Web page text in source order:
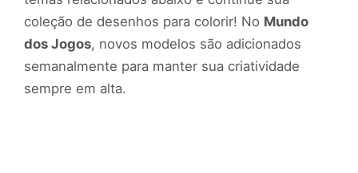
coleção de desenhos para colorir! No Mundo
dos Jogos, novos modelos são adicionados
semanalmente para manter sua criatividade
sempre em alta.